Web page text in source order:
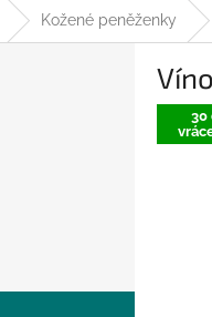
Kožené peněženky
30